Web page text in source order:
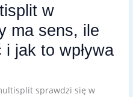
w
ma sens, ile
jak to wpływa
sprawdzi się w